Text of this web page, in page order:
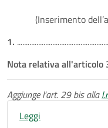
(Inserimento
1.
Nota relativa all'articolo
Aggiunge l’art. 29 bis alla
Leggi